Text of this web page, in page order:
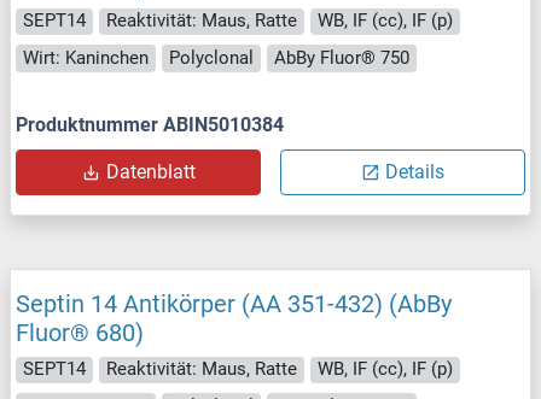
SEPT14 Reaktivität: Maus, Ratte
WB, IF (cc), IF (p)
Wirt: Kaninchen
Polyclonal AbBy Fluor® 750
Produktnummer ABIN5010384
Datenblatt Details
Septin 14 Antikörper (AA 351-432) (AbBy
Fluor® 680)
SEPT14 Reaktivität: Maus, Ratte
WB, IF (cc), IF (p)